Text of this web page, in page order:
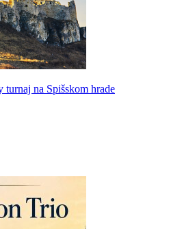
turnaj na Spišskom hrade